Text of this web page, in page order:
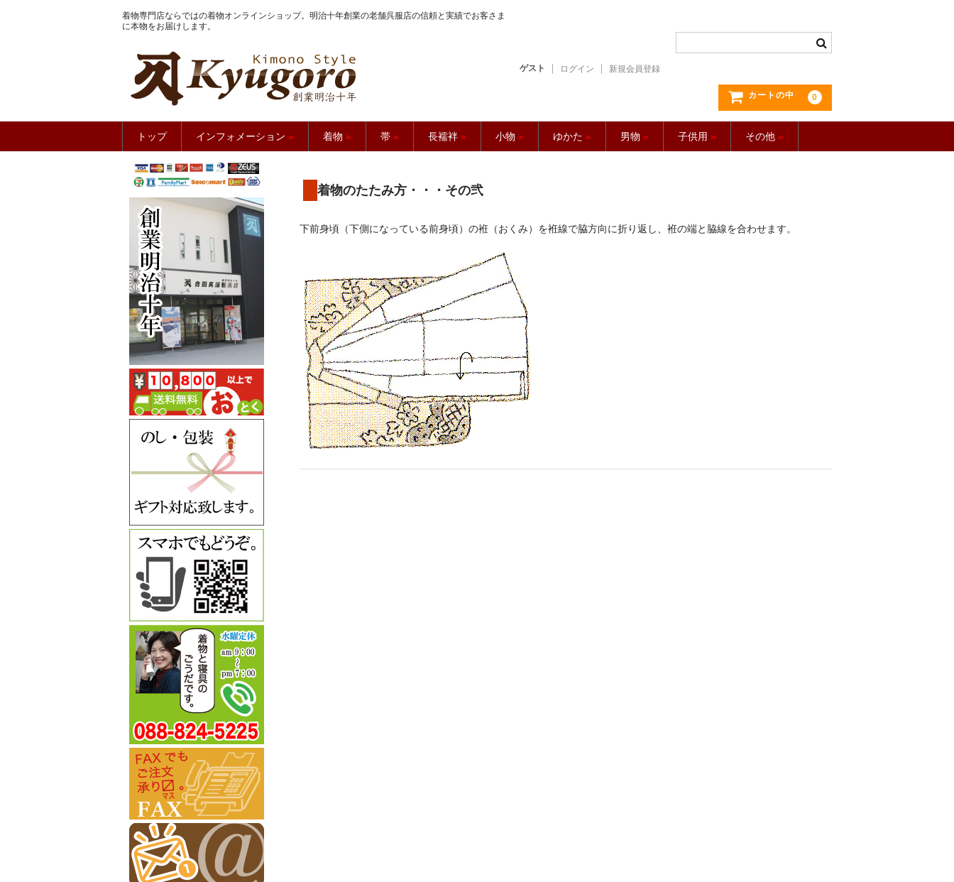
着物専門店ならではの着物オンラインショップ。明治十年創業の老舗呉服店の信頼と実績でお客さま
に本物をお届けします。
きもの館【久五郎】
ゲスト ログイン 新規会員登録
カートの中 0
トップ インフォメーション » 着物 » 帯 » 長襦袢 » 小物 » ゆかた » 男物 » 子供用 » その他 »
着物のたたみ方・・・その弐
下前身頃（下側になっている前身頃）の袵（おくみ）を袵線で脇方向に折り返し、袵の端と脇線を合わせます。